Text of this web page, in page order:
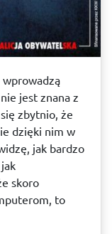
wprowadzą
jest znana z
zbytnio, że
dzięki nim w
jak bardzo
skoro
to